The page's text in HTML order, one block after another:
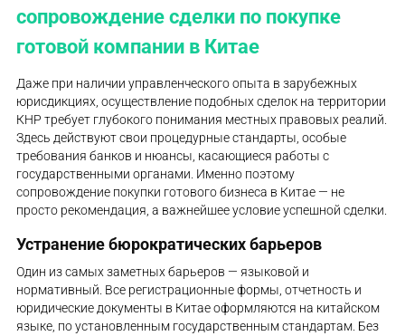
сопровождение сделки по покупке
готовой компании в Китае
Даже при наличии управленческого опыта в зарубежных
юрисдикциях, осуществление подобных сделок на территории
КНР требует глубокого понимания местных правовых реалий.
Здесь действуют свои процедурные стандарты, особые
требования банков и нюансы, касающиеся работы с
государственными органами. Именно поэтому
сопровождение покупки готового бизнеса в Китае — не
просто рекомендация, а важнейшее условие успешной сделки.
Устранение бюрократических барьеров
Один из самых заметных барьеров — языковой и
нормативный. Все регистрационные формы, отчетность и
юридические документы в Китае оформляются на китайском
языке, по установленным государственным стандартам. Без